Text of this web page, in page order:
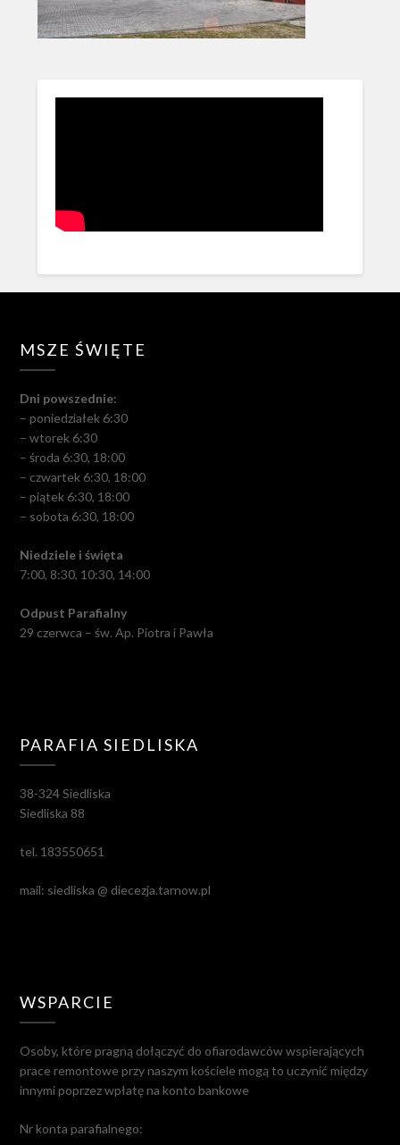
MSZE ŚWIĘTE
Dni powszednie:
– poniedziałek 6:30
– wtorek 6:30
– środa 6:30, 18:00
– czwartek 6:30, 18:00
– piątek 6:30, 18:00
– sobota 6:30, 18:00
Niedziele i święta
7:00, 8:30, 10:30, 14:00
Odpust Parafialny
29 czerwca – św. Ap. Piotra i Pawła
PARAFIA SIEDLISKA
38-324 Siedliska
Siedliska 88
tel. 183550651
mail: siedliska @ diecezja.tarnow.pl
WSPARCIE
Osoby, które pragną dołączyć do ofiarodawców wspierających
prace remontowe przy naszym kościele mogą to uczynić między
innymi poprzez wpłatę na konto bankowe
Nr konta parafialnego: